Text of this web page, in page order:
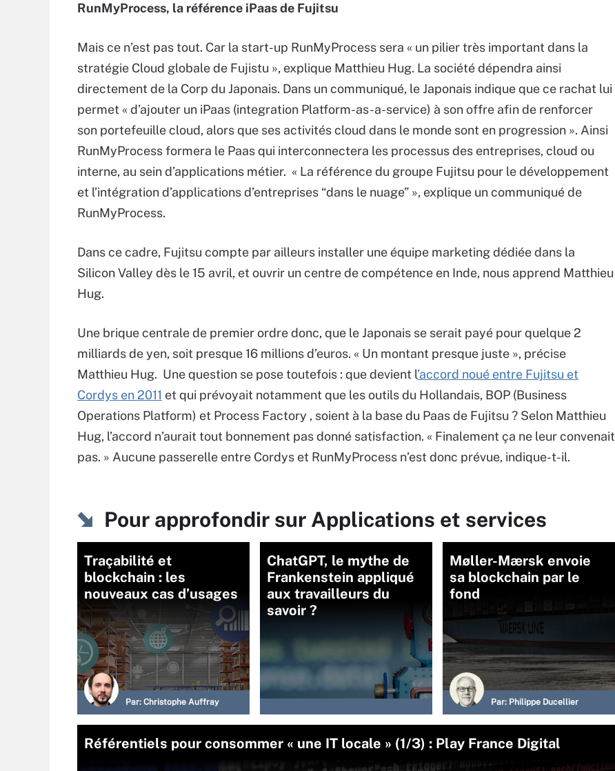
RunMyProcess, la référence iPaas de Fujitsu
Mais ce n’est pas tout. Car la start-up RunMyProcess sera « un pilier très important dans la
stratégie Cloud globale de Fujistu », explique Matthieu Hug. La société dépendra ainsi
directement de la Corp du Japonais. Dans un communiqué, le Japonais indique que ce rachat lui
permet « d’ajouter un iPaas (integration Platform-as-a-service) à son offre afin de renforcer
son portefeuille cloud, alors que ses activités cloud dans le monde sont en progression ». Ainsi
RunMyProcess formera le Paas qui interconnectera les processus des entreprises, cloud ou
interne, au sein d’applications métier. « La référence du groupe Fujitsu pour le développement
et l’intégration d’applications d’entreprises “dans le nuage” », explique un communiqué de
RunMyProcess.
Dans ce cadre, Fujitsu compte par ailleurs installer une équipe marketing dédiée dans la
Silicon Valley dès le 15 avril, et ouvrir un centre de compétence en Inde, nous apprend Matthieu
Hug.
Une brique centrale de premier ordre donc, que le Japonais se serait payé pour quelque 2
milliards de yen, soit presque 16 millions d’euros. « Un montant presque juste », précise
Matthieu Hug. Une question se pose toutefois : que devient l’accord noué entre Fujitsu et
Cordys en 2011 et qui prévoyait notamment que les outils du Hollandais, BOP (Business
Operations Platform) et Process Factory , soient à la base du Paas de Fujitsu ? Selon Matthieu
Hug, l’accord n’aurait tout bonnement pas donné satisfaction. « Finalement ça ne leur convenait
pas. » Aucune passerelle entre Cordys et RunMyProcess n’est donc prévue, indique-t-il.
Pour approfondir sur Applications et services
Traçabilité et
blockchain : les
nouveaux cas d’usages
Par: Christophe Auffray
ChatGPT, le mythe de
Frankenstein appliqué
aux travailleurs du
savoir ?
Møller-Mærsk envoie
sa blockchain par le
fond
Par: Philippe Ducellier
Référentiels pour consommer « une IT locale » (1/3) : Play France Digital